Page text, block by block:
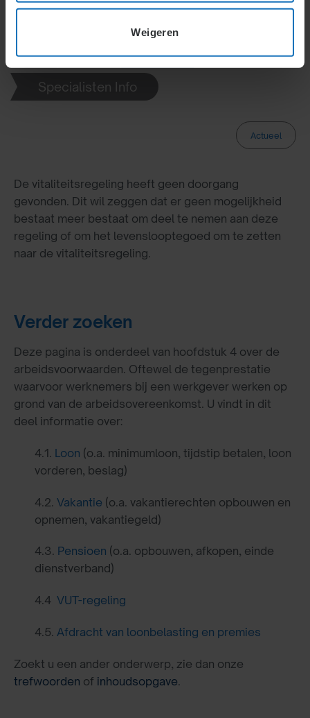
Weigeren
H4. H4.5.
Specialisten Info
Actueel
De vitaliteitsregeling heeft geen doorgang
gevonden. Dit wil zeggen dat er geen mogelijkheid
bestaat meer bestaat om deel te nemen aan deze
regeling of om het levenslooptegoed om te zetten
naar de vitaliteitsregeling.
Verder zoeken
Deze pagina is onderdeel van hoofdstuk 4 over de
arbeidsvoorwaarden. Oftewel de tegenprestatie
waarvoor werknemers bij een werkgever werken op
grond van de arbeidsovereenkomst. U vindt in dit
deel informatie over:
4.1. Loon (o.a. minimumloon, tijdstip betalen, loon
vorderen, beslag)
4.2. Vakantie (o.a. vakantierechten opbouwen en
opnemen, vakantiegeld)
4.3. Pensioen (o.a. opbouwen, afkopen, einde
dienstverband)
4.4 VUT-regeling
4.5. Afdracht van loonbelasting en premies
Zoekt u een ander onderwerp, zie dan onze
trefwoorden of inhoudsopgave.